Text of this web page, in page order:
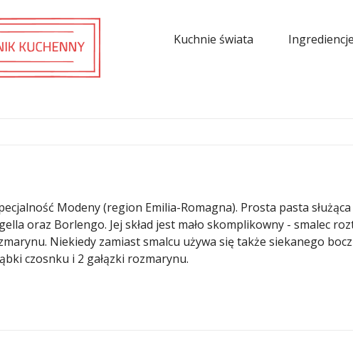
Kuchnie świata Ingrediencje
Modeny (region Emilia-Romagna). Prosta pasta
oraz Borlengo. Jej skład jest mało skomplikowny - smalec
Niekiedy zamiast smalcu używa się także siekanego
czosnku i 2 gałązki rozmarynu.